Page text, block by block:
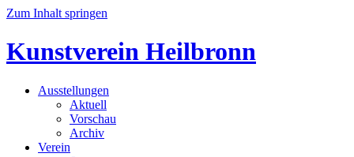
Zum Inhalt springen
Kunstverein Heilbronn
Ausstellungen
Aktuell
Vorschau
Archiv
Verein